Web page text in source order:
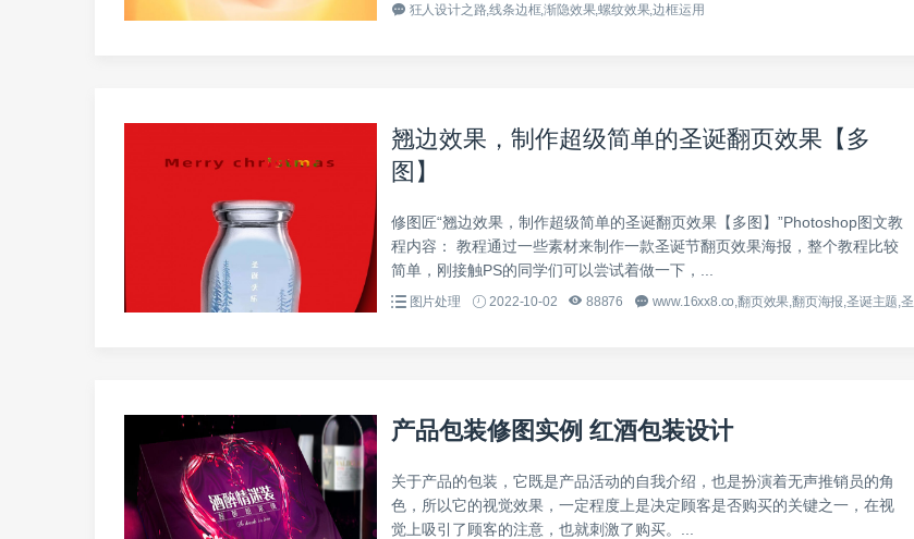
狂人设计之路,线条边框,渐隐效果,螺纹效果,边框运用
翘边效果，制作超级简单的圣诞翻页效果【多
图】
修图匠“翘边效果，制作超级简单的圣诞翻页效果【多图】”Photoshop图文教
程内容： 教程通过一些素材来制作一款圣诞节翻页效果海报，整个教程比较
简单，刚接触PS的同学们可以尝试着做一下，...
图片处理 2022-10-02 88876 www.16xx8.co,翻页效果,翻页海报,圣诞主题,圣
产品包装修图实例 红酒包装设计
关于产品的包装，它既是产品活动的自我介绍，也是扮演着无声推销员的角
色，所以它的视觉效果，一定程度上是决定顾客是否购买的关键之一，在视
觉上吸引了顾客的注意，也就刺激了购买。...